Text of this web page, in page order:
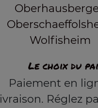
Wolfisheim
Le choix du
Paiement en
livraison. Réglez